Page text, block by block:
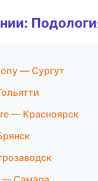
— Сургут
— Красноярск